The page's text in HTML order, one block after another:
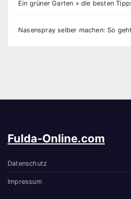
Ein grüner Garten » die besten
Nasenspray selber machen: So
Fulda-Online.com
Datenschutz
Impressum